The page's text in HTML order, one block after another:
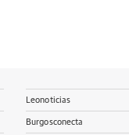
Leonoticias
Burgosconecta